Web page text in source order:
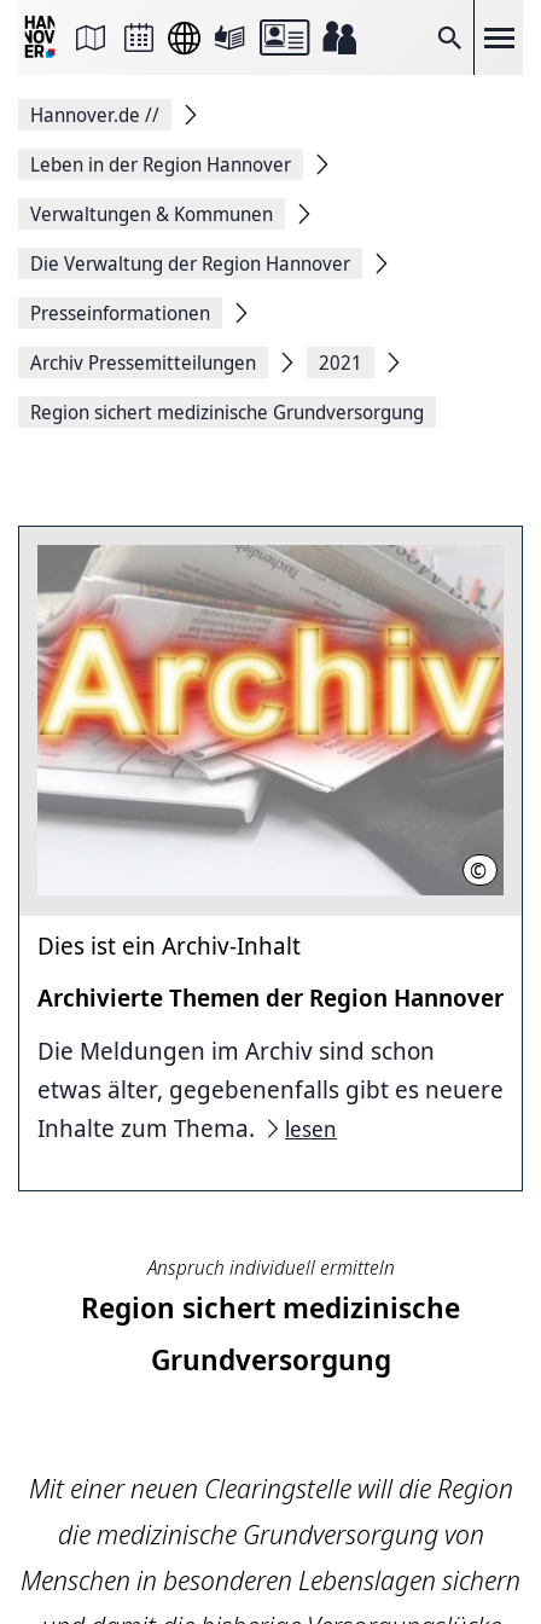
Suche
Seite
Facebook
teilen
Seitenlink
Seite
Hannover.de //
Leben in der Region Hannover
Verwaltungen & Kommunen
Die Verwaltung der Region Hannover
Presseinformationen
Archiv Pressemitteilungen
2021
Region sichert medizinische Grundversorgung
©
Dies ist ein Archiv-Inhalt
Archivierte Themen der Region Hannover
Die Meldungen im Archiv sind schon
etwas älter, gegebenenfalls gibt es neuere
Inhalte zum Thema.
lesen
Anspruch individuell ermitteln
Region sichert medizinische
Grundversorgung
Mit einer neuen Clearingstelle will die Region
die medizinische Grundversorgung von
Menschen in besonderen Lebenslagen sichern